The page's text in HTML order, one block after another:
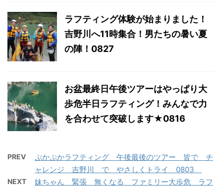
ラフティング体験が始まりました！
吉野川へ11時集合！男たちの暑い夏
の陣！0827
お盆最終日午後ツアーはやっぱり大
歩危半日ラフティング！みんなで力
を合わせて突破します★0816
PREV
ぷかぷかラフティング 午後最後のツアー 皆で チ
ャレンジ 吉野川 で やさしくトライ 0803
NEXT
妹ちゃん 緊張 無くなる ファミリー大歩危 ラフ